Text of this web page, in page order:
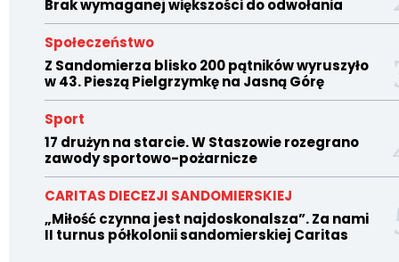
Brak wymaganej większości do odwołania
Społeczeństwo
Z Sandomierza blisko 200 pątników wyruszyło
w 43. Pieszą Pielgrzymkę na Jasną Górę
Sport
17 drużyn na starcie. W Staszowie rozegrano
zawody sportowo-pożarnicze
CARITAS DIECEZJI SANDOMIERSKIEJ
„Miłość czynna jest najdoskonalsza”. Za nami
II turnus półkolonii sandomierskiej Caritas